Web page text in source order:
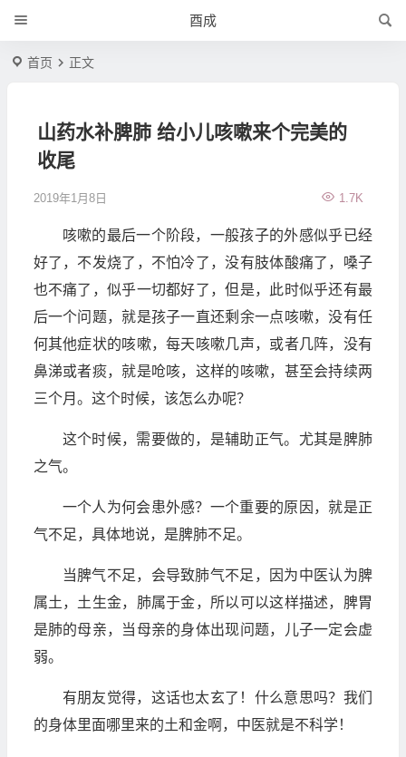
酉成
首页 正文
山药水补脾肺 给小儿咳嗽来个完美的
收尾
2019年1月8日 1.7K
咳嗽的最后一个阶段，一般孩子的外感似乎已经
好了，不发烧了，不怕冷了，没有肢体酸痛了，嗓子
也不痛了，似乎一切都好了，但是，此时似乎还有最
后一个问题，就是孩子一直还剩余一点咳嗽，没有任
何其他症状的咳嗽，每天咳嗽几声，或者几阵，没有
鼻涕或者痰，就是呛咳，这样的咳嗽，甚至会持续两
三个月。这个时候，该怎么办呢？
这个时候，需要做的，是辅助正气。尤其是脾肺
之气。
一个人为何会患外感？一个重要的原因，就是正
气不足，具体地说，是脾肺不足。
当脾气不足，会导致肺气不足，因为中医认为脾
属土，土生金，肺属于金，所以可以这样描述，脾胃
是肺的母亲，当母亲的身体出现问题，儿子一定会虚
弱。
有朋友觉得，这话也太玄了！什么意思吗？我们
的身体里面哪里来的土和金啊，中医就是不科学！